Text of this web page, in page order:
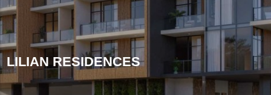
LILIAN RESIDENCES